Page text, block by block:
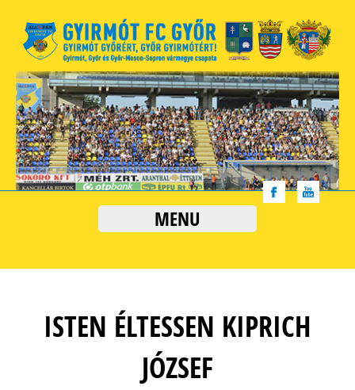
MENU
ISTEN ÉLTESSEN KIPRICH
JÓZSEF